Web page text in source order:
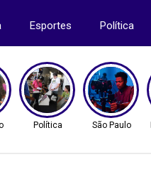
Esportes Política
Política São Paulo